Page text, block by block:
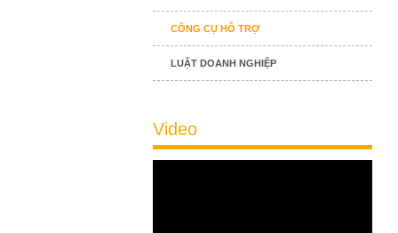
CÔNG CỤ HỖ TRỢ
LUẬT DOANH NGHIỆP
Video